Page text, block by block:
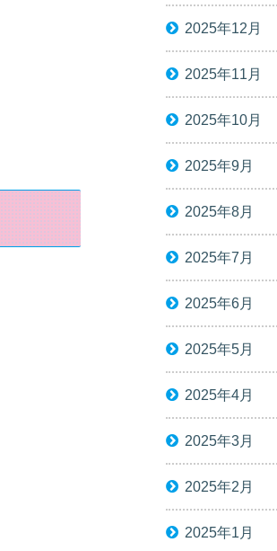
2025年12月
2025年11月
2025年10月
2025年9月
2025年8月
2025年7月
2025年6月
2025年5月
2025年4月
2025年3月
2025年2月
2025年1月